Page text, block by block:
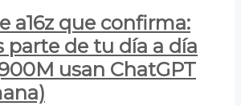
a16z que confirma:
parte de tu día a día
usan ChatGPT